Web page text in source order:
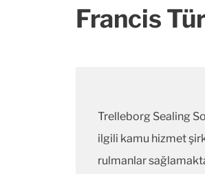
Francis
Trelleborg Sealing
ilgili kamu hizmet
rulmanlar